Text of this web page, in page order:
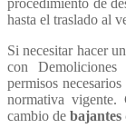
procedimiento de
hasta el traslado al
Si necesitar hacer
con Demoliciones
permisos
normativa vigente.
cambio de bajantes